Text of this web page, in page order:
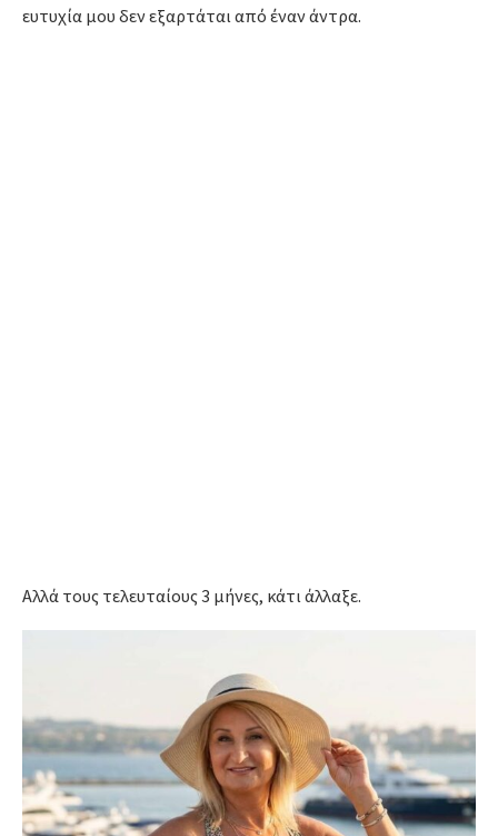
ευτυχία μου δεν εξαρτάται από έναν άντρα.
Αλλά τους τελευταίους 3 μήνες, κάτι άλλαξε.